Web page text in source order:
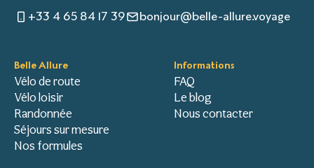
+33 4 65 84 17 39
bonjour@belle-allure.voyage
Belle Allure
Vélo de route
Vélo loisir
Randonnée
Séjours sur mesure
Nos formules
Informations
FAQ
Le blog
Nous contacter